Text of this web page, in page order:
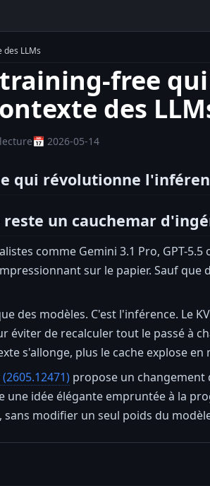
LLMs
training-free
des
📅 2026-05-14
qui révolutionne
un cauchemar
comme Gemini 3.1 Pro, GPT-
sur le papier. Sauf
des modèles. C'est l'inférence. Le
éviter de recalculer tout le passé à
s'allonge, plus le cache explose
propose un changement
une idée élégante empruntée à la
modifier un seul poids du